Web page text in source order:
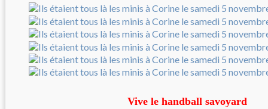
Vive le handball savoyard